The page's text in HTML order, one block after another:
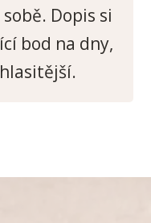
Dopis si
bod na dny,